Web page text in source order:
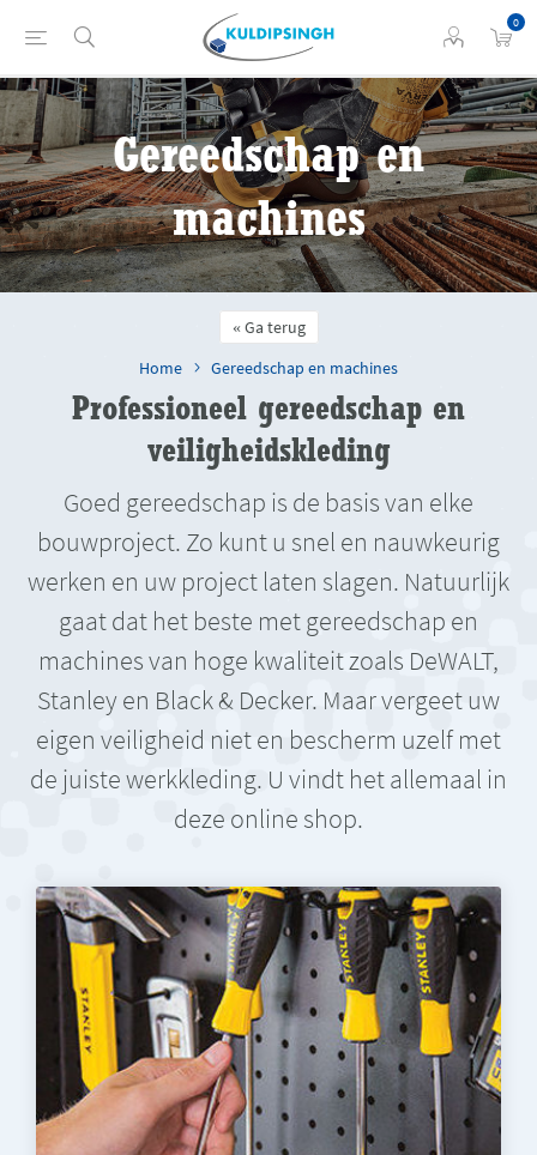
0
Gereedschap en
machines
Ga terug
Home
Gereedschap en machines
Professioneel gereedschap en
veiligheidskleding
Goed gereedschap is de basis van elke
bouwproject. Zo kunt u snel en nauwkeurig
werken en uw project laten slagen. Natuurlijk
gaat dat het beste met gereedschap en
machines van hoge kwaliteit zoals DeWALT,
Stanley en Black & Decker. Maar vergeet uw
eigen veiligheid niet en bescherm uzelf met
de juiste werkkleding. U vindt het allemaal in
deze online shop.